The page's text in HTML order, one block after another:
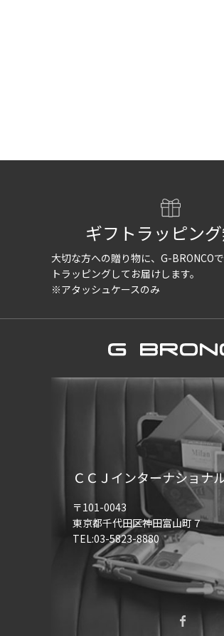
ギフトラッピン
大切な方への贈り物に、G-BRONCO
トラッピングしてお届けします。
※アタッシュケースのみ
ＣＣＪインターナショナ
〒101-0043
東京都千代田区神田富山町７
TEL:03-5823-8880